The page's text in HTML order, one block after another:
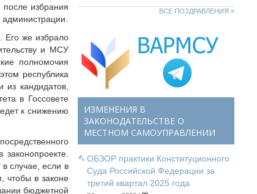
избрания
Его же избрало
и МСУ
полномочия
республика
из кандидатов,
в Госсовете
к снижению
случае, если в
чтобы в законе
бюджетной
ВСЕ ПОЗДРАВЛЕНИЯ »
ИЗМЕНЕНИЯ В
ЗАКОНОДАТЕЛЬСТВЕ О
МЕСТНОМ САМОУПРАВЛЕНИИ
ОБЗОР практики Конституционного
Суда Российской Федерации за
третий квартал 2025 года